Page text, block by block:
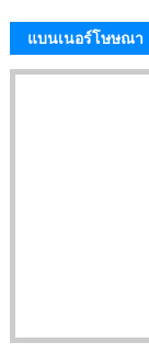
แบนเนอร์โษษณา